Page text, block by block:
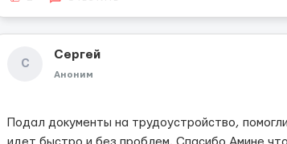
С
Сергей
Аноним
Подал документы на трудоустройство,